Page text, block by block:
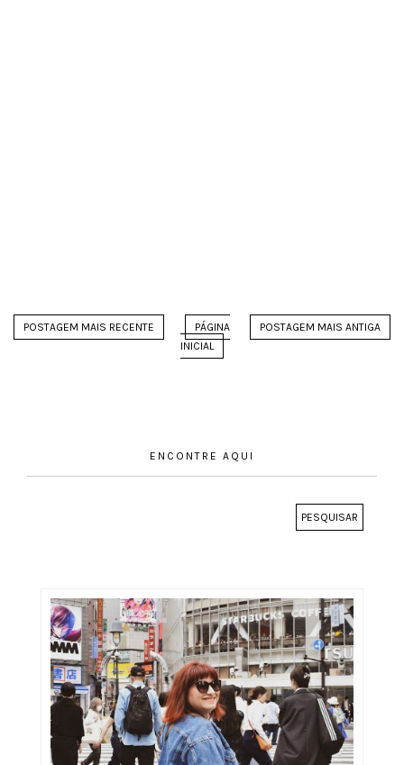
POSTAGEM MAIS RECENTE POSTAGEM MAIS ANTIGA
PÁGINA
INICIAL
ENCONTRE AQUI